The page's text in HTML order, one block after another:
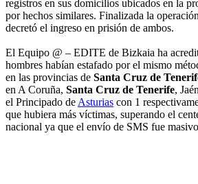
registros en sus domicilios ubicados en la
por hechos similares. Finalizada la
decretó el ingreso en prisión de ambos.
El Equipo @ – EDITE de Bizkaia ha
hombres habían estafado por el mismo
en las provincias de Santa Cruz de
en A Coruña, Santa Cruz de Tenerife,
el Principado de Asturias con 1
que hubiera más víctimas, superando el
nacional ya que el envío de SMS fue